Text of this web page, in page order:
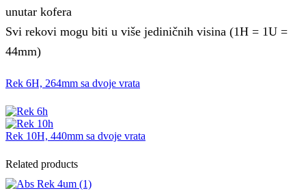
unutar kofera
Svi rekovi mogu biti u više jediničnih visina (1H = 1U =
44mm)
Rek 6H, 264mm sa dvoje vrata
Rek 10H, 440mm sa dvoje vrata
Related products